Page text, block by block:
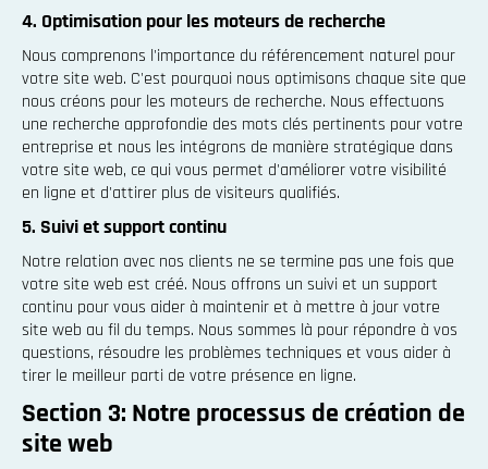
4. Optimisation pour les moteurs de recherche
Nous comprenons l'importance du référencement naturel pour
votre site web. C'est pourquoi nous optimisons chaque site que
nous créons pour les moteurs de recherche. Nous effectuons
une recherche approfondie des mots clés pertinents pour votre
entreprise et nous les intégrons de manière stratégique dans
votre site web, ce qui vous permet d'améliorer votre visibilité
en ligne et d'attirer plus de visiteurs qualifiés.
5. Suivi et support continu
Notre relation avec nos clients ne se termine pas une fois que
votre site web est créé. Nous offrons un suivi et un support
continu pour vous aider à maintenir et à mettre à jour votre
site web au fil du temps. Nous sommes là pour répondre à vos
questions, résoudre les problèmes techniques et vous aider à
tirer le meilleur parti de votre présence en ligne.
Section 3: Notre processus de création de
site web